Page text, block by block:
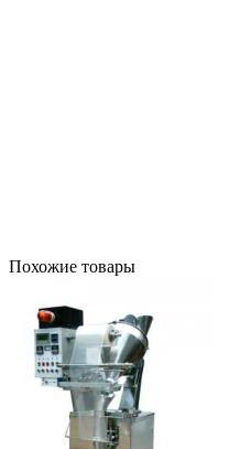
Похожие товары